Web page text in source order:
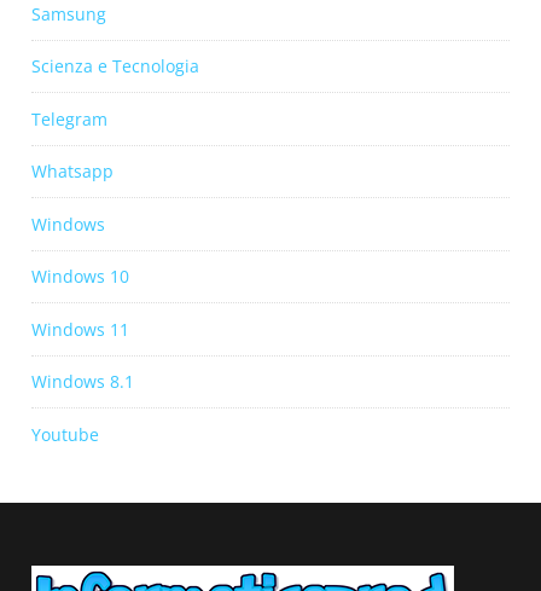
Samsung
Scienza e Tecnologia
Telegram
Whatsapp
Windows
Windows 10
Windows 11
Windows 8.1
Youtube